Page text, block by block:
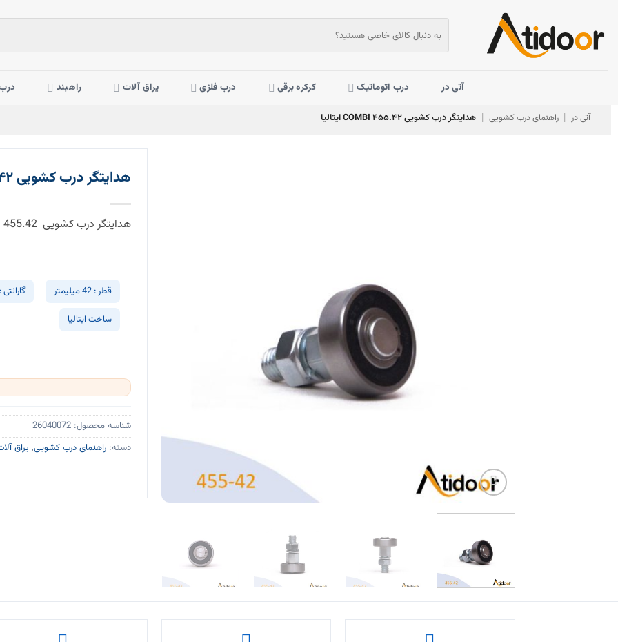
content
برای:
آتی در درب اتوماتیک کرکره برقی درب فلزی یراق آلات راهبند
آتی در راهنمای درب کشویی هدایتگر درب کشویی COMBI ۴۵۵.۴۲ ایتالیا
هدایتگر درب کشویی Combi ۴۵۵.۴۲ ایتالیا
هدایتگر درب کشویی 455.42
قطر : 42 میلیمتر گارانتی : 5 سال تعویض (زنگ زدگی و
ساخت ایتالیا
شناسه محصول: 26040072
دسته: راهنمای درب کشویی, یراق